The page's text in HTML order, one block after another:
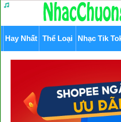
Hay Nhất Thể Loại Nhạc Tik